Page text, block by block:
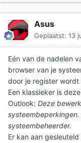
Asus
Geplaatst: 13
Eén van de nadelen
browser van je
door je register
Een klassieker is
Outlook: Deze
systeembeheerder.
Er kan aan